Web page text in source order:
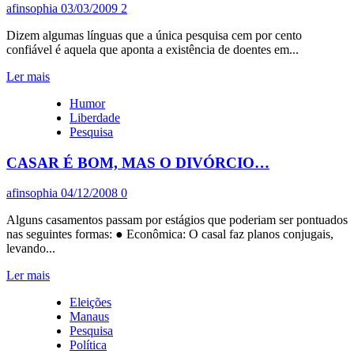
QUER
VÍCIO?
ESPERA
afinsophia 03/03/2009 2
Dizem algumas línguas que a única pesquisa cem por cento
confiável é aquela que aponta a existência de doentes em...
Ler maisLeia
sobre
PESQUISA
DA
NÃO
A
ÓBVIA
PERSPECTIVA:
Humor
Liberdade
Pesquisa
CASAR É BOM, MAS O DIVÓRCIO…
afinsophia 04/12/2008 0
Alguns casamentos passam por estágios que poderiam ser pontuados
nas seguintes formas: ● Econômica: O casal faz planos conjugais,
levando...
Ler maisLeia
sobre
CASAR
BOM,
Eleições
Manaus
Pesquisa
Política